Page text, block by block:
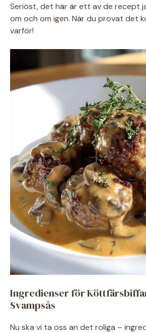
Seriöst, det här är ett av de recept
om och om igen. När du provat det
varför!
Ingredienser för
Svampsås
Nu ska vi ta oss an det roliga –